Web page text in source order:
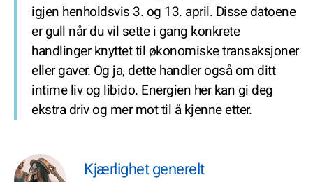
igjen henholdsvis 3. og 13. april. Disse datoene
er gull når du vil sette i gang konkrete
handlinger knyttet til økonomiske transaksjoner
eller gaver. Og ja, dette handler også om ditt
intime liv og libido. Energien her kan gi deg
ekstra driv og mer mot til å kjenne etter.
Kjærlighet generelt